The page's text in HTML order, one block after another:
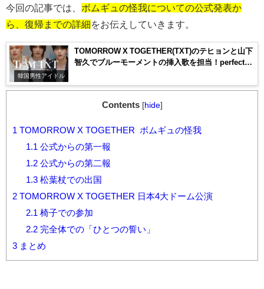
今回の記事では、 ボムギュの怪我についての公式発表か
ら、復帰までの詳細をお伝えしていきます。
韓国男性アイドル
TOMORROW X TOGETHER(TXT)のテヒョンと山下
智久でブルーモーメントの挿入歌を担当！perfect
Contents [hide]
1 TOMORROW X TOGETHER ボムギュの怪我
1.1 公式からの第一報
1.2公式からの第二報
1.3松葉杖での出国
2 TOMORROW X TOGETHER 日本4大ドーム公演
2.1 椅子での参加
2.2完全体での「ひとつの誓い」
3 まとめ